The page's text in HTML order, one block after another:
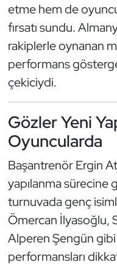
etme hem de
fırsatı sundu.
rakiplerle oynanan
performans
çekiciydi.
Gözler Yeni
Oyuncularda
Başantrenör Ergin
yapılanma sürecine
turnuvada genç
Ömercan İlyasoğlu,
Alperen Şengün
performansları
Hava Sporları
Hentbol
İşitme Engelli
Judo ve Kuraş
Kano ve Rafting
Karate
Kayak
Kempo
Kick Boks